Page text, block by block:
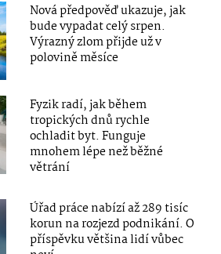
Nová předpověď ukazuje, jak
bude vypadat celý srpen.
Výrazný zlom přijde už v
polovině měsíce
Fyzik radí, jak během
tropických dnů rychle
ochladit byt. Funguje
mnohem lépe než běžné
větrání
Úřad práce nabízí až 289 tisíc
korun na rozjezd podnikání. O
příspěvku většina lidí vůbec